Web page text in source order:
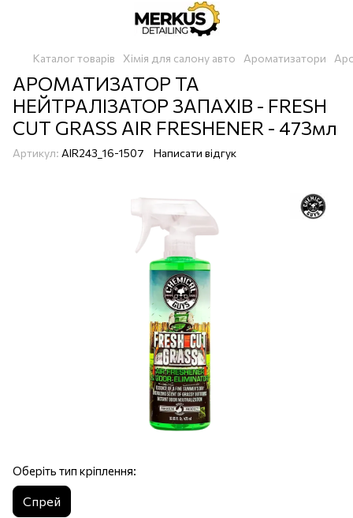
Каталог товарів Хімія для салону авто Ароматизатори
АРОМАТИЗАТОР ТА
НЕЙТРАЛІЗАТОР ЗАПАХІВ - FRESH
CUT GRASS AIR FRESHENER - 473мл
Артикул: AIR243_16-1507 Написати відгук
Оберіть тип кріплення:
Спрей